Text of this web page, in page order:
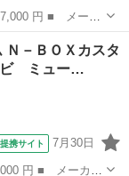
ド名： α レーン
ール ロールトッ
Ｎ－ＢＯＸカスタ
ミュー…
提携サイト 7月30日